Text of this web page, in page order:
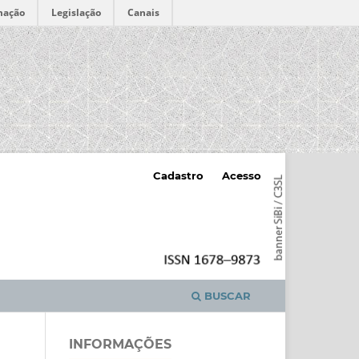
Legislação Canais
BUSCAR
Cadastro Acesso
INFORMAÇÕES